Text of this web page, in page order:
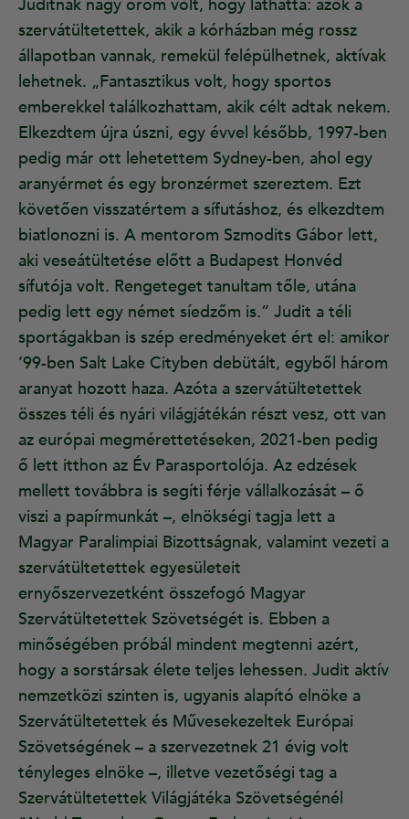
Juditnak nagy öröm volt, hogy láthatta: azok a
szervátültetettek, akik a kórházban még rossz
állapotban vannak, remekül felépülhetnek, aktívak
lehetnek. „Fantasztikus volt, hogy sportos
emberekkel találkozhattam, akik célt adtak nekem.
Elkezdtem újra úszni, egy évvel később, 1997-ben
pedig már ott lehetettem Sydney-ben, ahol egy
aranyérmet és egy bronzérmet szereztem. Ezt
követően visszatértem a sífutáshoz, és elkezdtem
biatlonozni is. A mentorom Szmodits Gábor lett,
aki veseátültetése előtt a Budapest Honvéd
sífutója volt. Rengeteget tanultam tőle, utána
pedig lett egy német síedzőm is.” Judit a téli
sportágakban is szép eredményeket ért el: amikor
’99-ben Salt Lake Cityben debütált, egyből három
aranyat hozott haza. Azóta a szervátültetettek
összes téli és nyári világjátékán részt vesz, ott van
az európai megmérettetéseken, 2021-ben pedig
ő lett itthon az Év Parasportolója. Az edzések
mellett továbbra is segíti férje vállalkozását – ő
viszi a papírmunkát –, elnökségi tagja lett a
Magyar Paralimpiai Bizottságnak, valamint vezeti a
szervátültetettek egyesületeit
ernyőszervezetként összefogó Magyar
Szervátültetettek Szövetségét is. Ebben a
minőségében próbál mindent megtenni azért,
hogy a sorstársak élete teljes lehessen. Judit aktív
nemzetközi szinten is, ugyanis alapító elnöke a
Szervátültetettek és Művesekezeltek Európai
Szövetségének – a szervezetnek 21 évig volt
tényleges elnöke –, illetve vezetőségi tag a
Szervátültetettek Világjátéka Szövetségénél